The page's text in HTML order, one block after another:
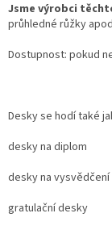
Jsme výrobci
průhledné růžky
Dostupnost: pokud
Desky se hodí také
desky na diplom
desky na vysvědčení
gratulační desky